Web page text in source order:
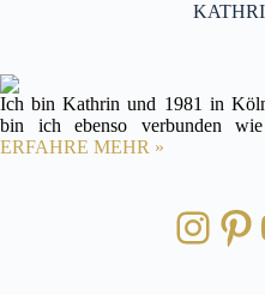
Ich bin Kathrin und 1981 in
bin ich ebenso verbunden
ERFAHRE MEHR »